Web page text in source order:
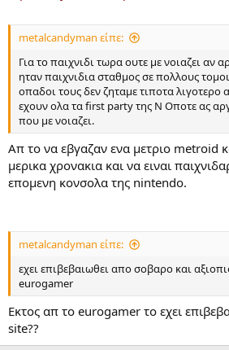
metalcandyman είπε:
Για το παιχνιδι τωρα ουτε με νοιαζει αν
ηταν παιχνιδια σταθμος σε πολλους
οπαδοι τους δεν ζηταμε τιποτα λιγοτερο
εχουν ολα τα first party της Ν Οποτε ας
που με νοιαζει.
Aπ το να εβγαζαν ενα μετριο metroid
μερικα χρονακια και να ειναι
επομενη κονσολα της nintendo.
metalcandyman είπε:
εχει επιβεβαιωθει απο σοβαρο και
eurogamer
Εκτος απ το eurogamer το εχει
site??